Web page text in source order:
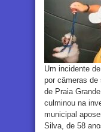
Um incidente
por câmeras de
de Praia
culminou na
municipal
Silva, de 58